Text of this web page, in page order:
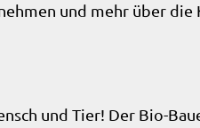
und mehr über die
und Tier! Der Bio-